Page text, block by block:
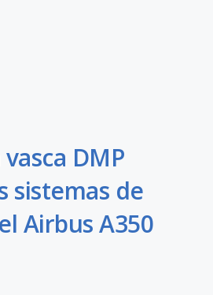
DMP
sistemas de
Airbus A350